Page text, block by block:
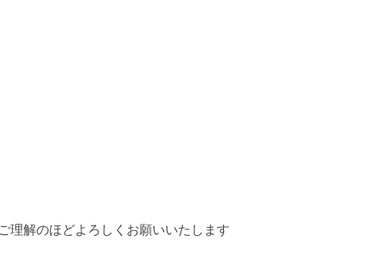
理解のほどよろしくお願いいたします